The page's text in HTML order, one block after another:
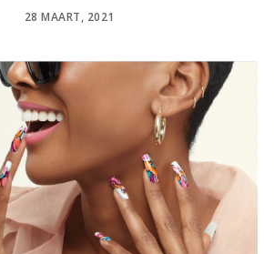
POSTED
28 MAART, 2021